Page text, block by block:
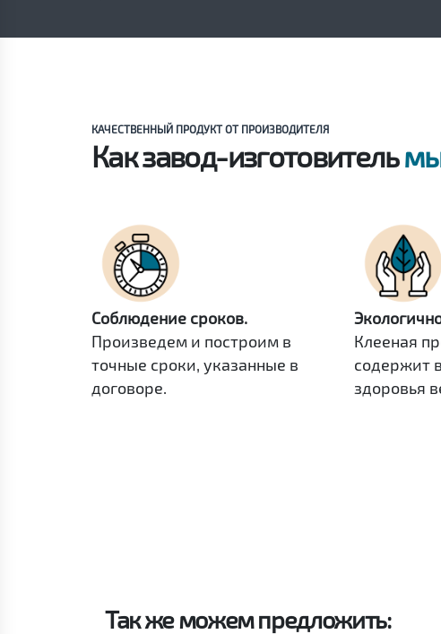
КАЧЕСТВЕННЫЙ ПРОДУКТ ОТ ПРОИЗВОДИТЕЛЯ
Как завод-изготовитель
Соблюдение сроков.
Произведем и построим в
точные сроки, указанные в
договоре.
Клееная
содержит
здоровья
Так же можем предложить: